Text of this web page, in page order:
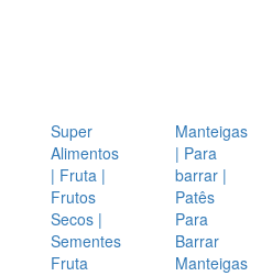
Super
Alimentos
| Fruta |
Frutos
Secos |
Sementes
Fruta
Manteigas
| Para
barrar |
Patês
Para
Barrar
Manteigas